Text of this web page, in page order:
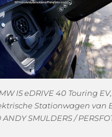
I5 eDRIVE 40 Touring
Stationwagen van
SMULDERS /